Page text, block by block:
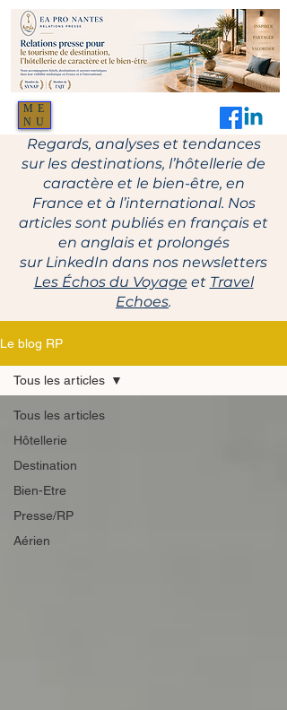
ME
NU
Regards, analyses et tendances
sur les destinations, l’hôtellerie de
caractère et le bien-être, en
France et à l’international. Nos
articles sont publiés en français et
en anglais et prolongés
sur LinkedIn dans nos newsletters
Les Échos du Voyage et Travel
Echoes.
Le blog RP
Tous les articles
Hôtellerie
Destination
Bien-Etre
Presse/RP
Aérien
Tous les articles